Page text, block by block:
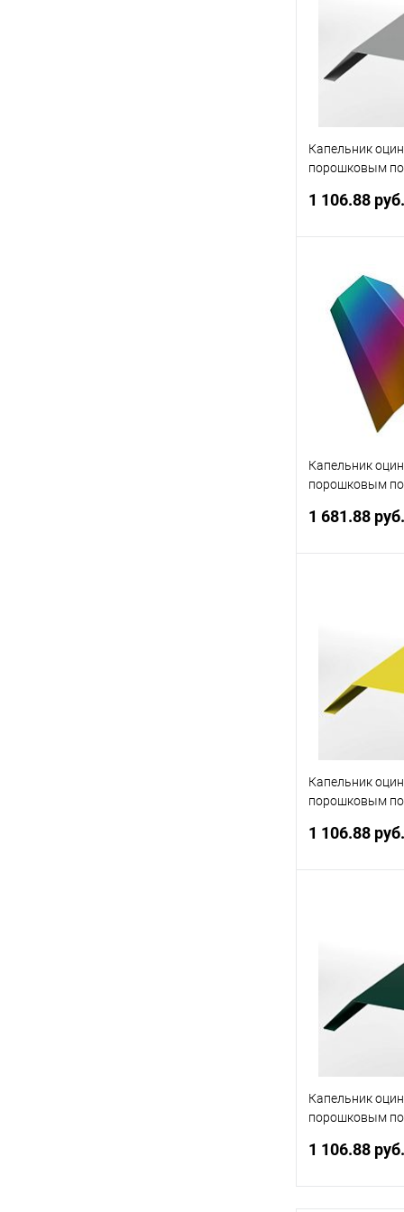
Купить в 1
В избранное
Капельник
порошковым
1 106.88 руб.
Купить в 1 клик
В избранное
Капельник
порошковым
1 681.88 руб.
Купить в 1
В избранное
Капельник
порошковым
1 106.88 руб.
Купить в 1
В избранное
Капельник
порошковым
1 106.88 руб.